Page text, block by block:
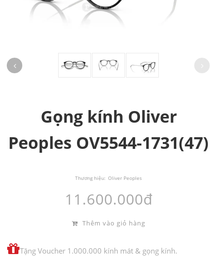
Gọng kính Oliver
Peoples OV5544-1731(47)
Thương hiệu: Oliver Peoples
11.600.000đ
Thêm vào giỏ hàng
Tặng Voucher 1.000.000 kính mát & gọng kính.